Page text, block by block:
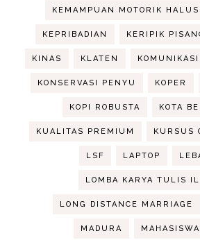
KEMAMPUAN MOTORIK
KEPRIBADIAN KERIPIK
KINAS KLATEN KOMUNIKASI
KONSERVASI PENYU KOPER
KOPI ROBUSTA KOTA
KUALITAS PREMIUM KURSUS
LSF LAPTOP
LOMBA KARYA TULIS
LONG DISTANCE MARRIAGE
MADURA